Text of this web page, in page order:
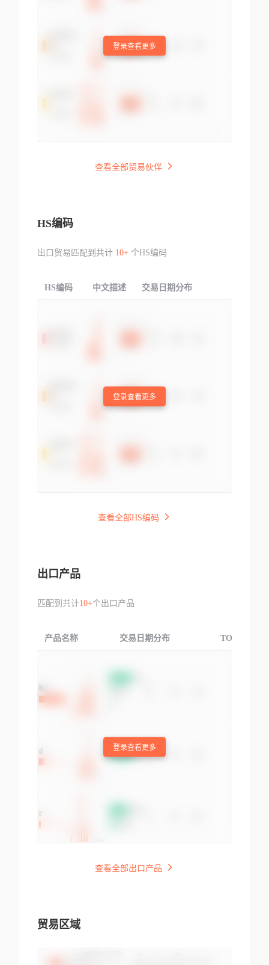
登录查看更多
查看全部贸易伙伴
HS编码
出口贸易匹配到共计 10+个HS编码
HS编码 中文描述 交易日期分布
登录查看更多
查看全部HS编码
出口产品
匹配到共计10+个出口产品
产品名称 交易日期分布 TOP3交易国
登录查看更多
查看全部出口产品
贸易区域